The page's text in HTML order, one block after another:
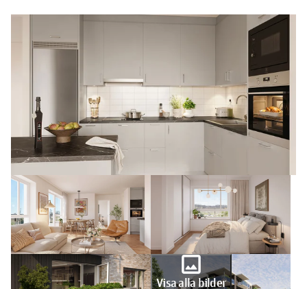
photo
Visa alla bilder